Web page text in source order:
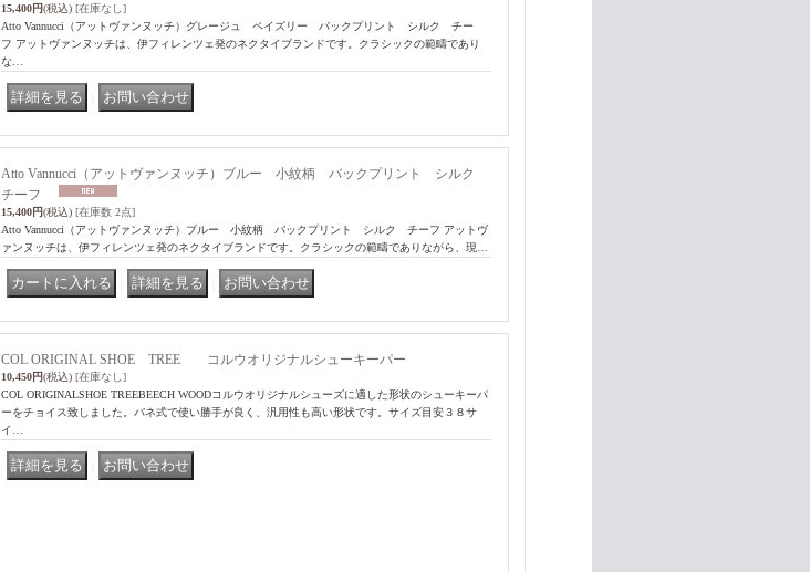
15,400円(税込) [在庫なし]
Atto Vannucci（アットヴァンヌッチ）グレージュ ペイズリー バックプリント シルク チー
フ アットヴァンヌッチは、伊フィレンツェ発のネクタイブランドです。クラシックの範疇であり
な…
Atto Vannucci（アットヴァンヌッチ）ブルー 小紋柄 バックプリント シルク
チーフ
15,400円(税込) [在庫数 2点]
Atto Vannucci（アットヴァンヌッチ）ブルー 小紋柄 バックプリント シルク チーフ アットヴ
ァンヌッチは、伊フィレンツェ発のネクタイブランドです。クラシックの範疇でありながら、現…
COL ORIGINAL SHOE TREE コルウオリジナルシューキーパー
10,450円(税込) [在庫なし]
COL ORIGINALSHOE TREEBEECH WOODコルウオリジナルシューズに適した形状のシューキーパ
ーをチョイス致しました。バネ式で使い勝手が良く、汎用性も高い形状です。サイズ目安３８サ
イ…